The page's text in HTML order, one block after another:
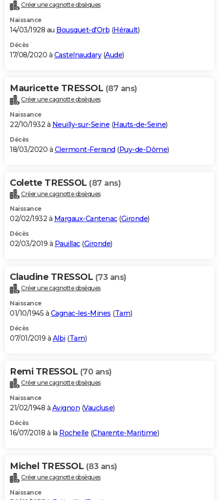
Créer une cagnotte obsèques
Naissance
14/03/1928 au Bousquet-d'Orb (Hérault)
Décès
17/08/2020 à Castelnaudary(Aude)
Mauricette TRESSOL (87 ans)
Créer une cagnotte obsèques
Naissance
22/10/1932 à Neuilly-sur-Seine (Hauts-de-Seine)
Décès
18/03/2020 à Clermont-Ferrand (Puy-de-Dôme)
Colette TRESSOL (87 ans)
Créer une cagnotte obsèques
Naissance
02/02/1932 à Margaux-Cantenac(Gironde)
Décès
02/03/2019 à Pauillac(Gironde)
Claudine TRESSOL (73 ans)
Créer une cagnotte obsèques
Naissance
01/10/1945 à Cagnac-les-Mines (Tarn)
Décès
07/01/2019 à Albi (Tarn)
Remi TRESSOL (70 ans)
Créer une cagnotte obsèques
Naissance
21/02/1948 à Avignon (Vaucluse)
Décès
16/07/2018 à la Rochelle (Charente-Maritime)
Michel TRESSOL (83 ans)
Créer une cagnotte obsèques
Naissance